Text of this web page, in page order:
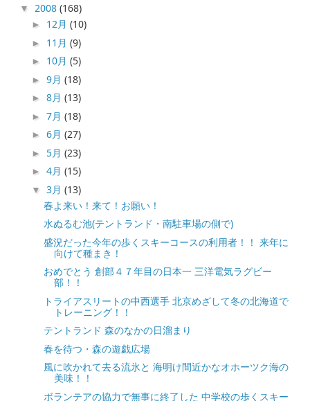
▼ 2008(168)
► 12月(10)
► 11月(9)
► 10月(5)
►9月(18)
►8月(13)
►7月(18)
►6月(27)
► 5月(23)
►4月(15)
▼3月(13)
春よ来い！来て！お願い！
水ぬるむ池(テントランド・南駐車場の側で)
盛況だった今年の歩くスキーコースの利用者！！ 来年に
向けて種まき！
おめでとう 創部４７年目の日本一 三洋電気ラグビー
部！！
トライアスリートの中西選手 北京めざして冬の北海道で
トレーニング！！
テントランド 森のなかの日溜まり
春を待つ・森の遊戯広場
風に吹かれて去る流氷と 海明け間近かなオホーツク海の
美味！！
ボランテアの協力で無事に終了した 中学校の歩くスキー